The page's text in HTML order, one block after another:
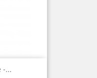
-...